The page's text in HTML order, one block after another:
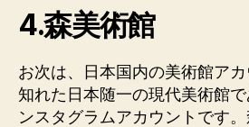
4.森美術館
お次は、日本国内の美術館ア
知れた日本随一の現代美術館
ンスタグラムアカウントです